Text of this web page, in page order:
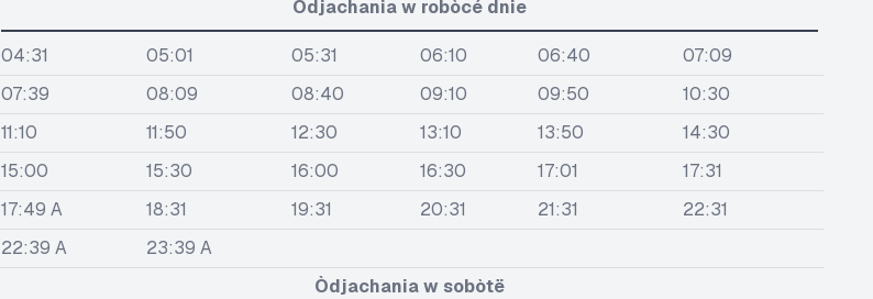
Òdjachania w robòcé dnie
04:31 05:01 05:31 06:10 06:40
07:09
07:39
08:09 08:40 09:10 09:50
10:30
11:10
11:50 12:30 13:10 13:50
14:30
15:00
15:30 16:00 16:30 17:01
17:31
17:49 A
18:31 19:31 20:31 21:31
22:31
22:39 A
23:39 A
Òdjachania w sobòtë